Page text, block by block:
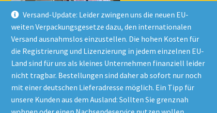
Versand-Update: Leider zwingen uns die neuen EU-
weiten Verpackungsgesetze dazu, den internationalen
Versand ausnahmslos einzustellen. Die hohen Kosten für
die Registrierung und Lizenzierung in jedem einzelnen EU-
Land sind für uns als kleines Unternehmen finanziell leider
nicht tragbar. Bestellungen sind daher ab sofort nur noch
mit einer deutschen Lieferadresse möglich. Ein Tipp für
unsere Kunden aus dem Ausland: Sollten Sie grenznah